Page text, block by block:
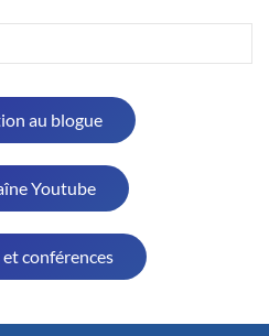
au blogue
Youtube
conférences